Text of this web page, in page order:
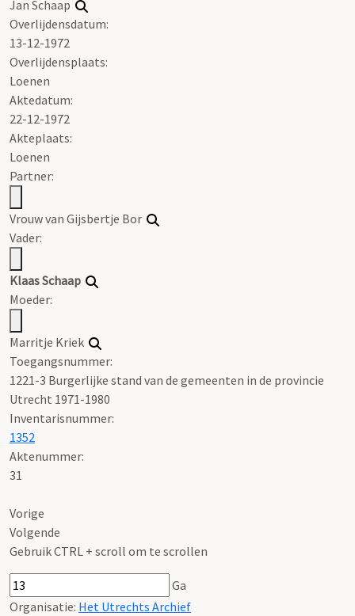
Jan Schaap
Overlijdensdatum:
13-12-1972
Overlijdensplaats:
Loenen
Aktedatum:
22-12-1972
Akteplaats:
Loenen
Partner:
Vrouw van Gijsbertje Bor
Vader:
Klaas Schaap
Moeder:
Marritje Kriek
Toegangsnummer:
1221-3 Burgerlijke stand van de gemeenten in de provincie
Utrecht 1971-1980
Inventarisnummer:
1352
Aktenummer:
31
Vorige
Volgende
Gebruik CTRL + scroll om te scrollen
Ga
Organisatie: Het Utrechts Archief